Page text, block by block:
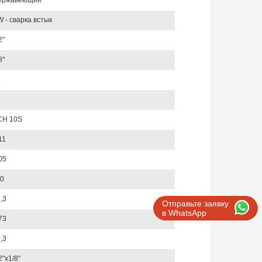
Отправьте заявку
в WhatsApp
- сварка встык
10S
8"